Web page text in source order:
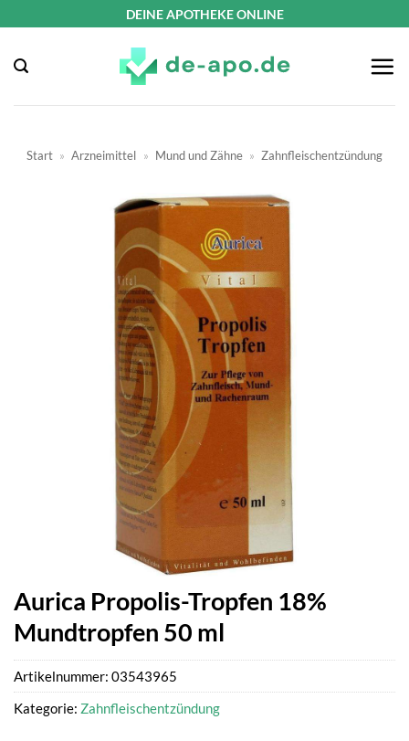
springen
DEINE APOTHEKE ONLINE
Start » Arzneimittel » Mund und Zähne » Zahnfleischentzündung
Aurica Propolis-Tropfen 18%
Mundtropfen 50 ml
Artikelnummer: 03543965
Kategorie: Zahnfleischentzündung